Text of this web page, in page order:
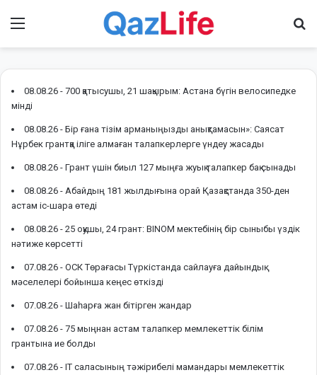
08.08.26 - 700 қатысушы, 21 шақырым: Астана бүгін велосипедке
мінді
08.08.26 - Бір ғана тізім арманыңызды анықтамасын»: Саясат
Нұрбек грантқа іліге алмаған талапкерлерге үндеу жасады
08.08.26 - Грант үшін биыл 127 мыңға жуық талапкер бақ сынады
08.08.26 - Абайдың 181 жылдығына орай Қазақстанда 350-ден
астам іс-шара өтеді
08.08.26 - 25 оқушы, 24 грант: BINOM мектебінің бір сыныбы үздік
нәтиже көрсетті
07.08.26 - ОСК Төрағасы Түркістанда сайлауға дайындық
мәселелері бойынша кеңес өткізді
07.08.26 - Шаһарға жан бітірген жандар
07.08.26 - 75 мыңнан астам талапкер мемлекеттік білім
грантына ие болды
07.08.26 - IT саласының тәжірибелі мамандары мемлекеттік